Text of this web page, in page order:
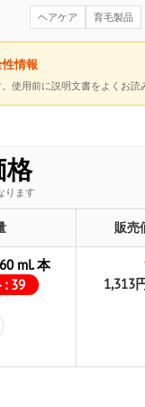
ヘアケア 育毛製品
情報
使用前に説明文書をよくお読
格
ります
販売
ml. 本
: 39 1,313